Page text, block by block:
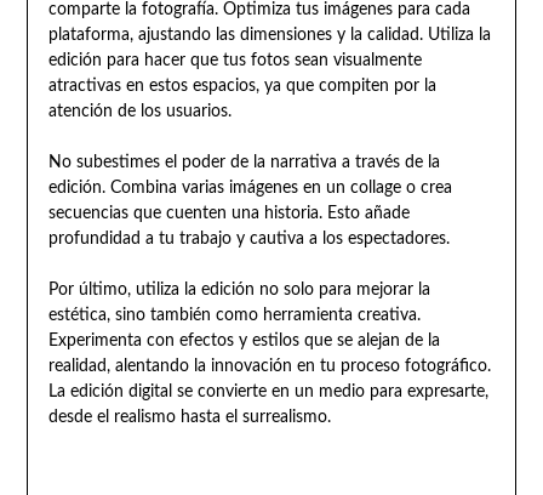
comparte la fotografía. Optimiza tus imágenes para cada
plataforma, ajustando las dimensiones y la calidad. Utiliza la
edición para hacer que tus fotos sean visualmente
atractivas en estos espacios, ya que compiten por la
atención de los usuarios.
No subestimes el poder de la narrativa a través de la
edición. Combina varias imágenes en un collage o crea
secuencias que cuenten una historia. Esto añade
profundidad a tu trabajo y cautiva a los espectadores.
Por último, utiliza la edición no solo para mejorar la
estética, sino también como herramienta creativa.
Experimenta con efectos y estilos que se alejan de la
realidad, alentando la innovación en tu proceso fotográfico.
La edición digital se convierte en un medio para expresarte,
desde el realismo hasta el surrealismo.